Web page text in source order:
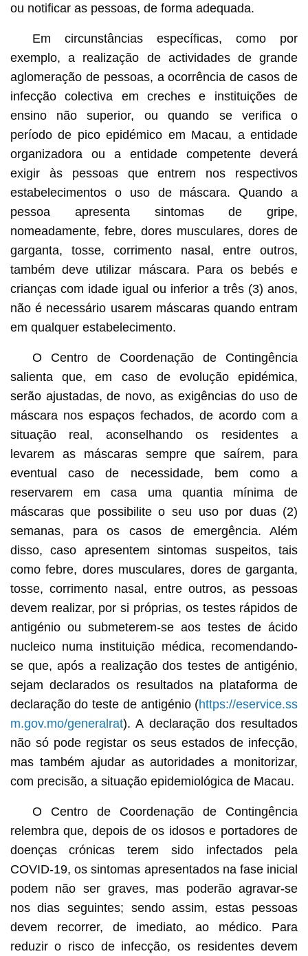
ou notificar as pessoas, de forma adequada.
Em circunstâncias específicas, como por
exemplo, a realização de actividades de grande
aglomeração de pessoas, a ocorrência de casos de
infecção colectiva em creches e instituições de
ensino não superior, ou quando se verifica o
período de pico epidémico em Macau, a entidade
organizadora ou a entidade competente deverá
exigir às pessoas que entrem nos respectivos
estabelecimentos o uso de máscara. Quando a
pessoa apresenta sintomas de gripe,
nomeadamente, febre, dores musculares, dores de
garganta, tosse, corrimento nasal, entre outros,
também deve utilizar máscara. Para os bebés e
crianças com idade igual ou inferior a três (3) anos,
não é necessário usarem máscaras quando entram
em qualquer estabelecimento.
O Centro de Coordenação de Contingência
salienta que, em caso de evolução epidémica,
serão ajustadas, de novo, as exigências do uso de
máscara nos espaços fechados, de acordo com a
situação real, aconselhando os residentes a
levarem as máscaras sempre que saírem, para
eventual caso de necessidade, bem como a
reservarem em casa uma quantia mínima de
máscaras que possibilite o seu uso por duas (2)
semanas, para os casos de emergência. Além
disso, caso apresentem sintomas suspeitos, tais
como febre, dores musculares, dores de garganta,
tosse, corrimento nasal, entre outros, as pessoas
devem realizar, por si próprias, os testes rápidos de
antigénio ou submeterem-se aos testes de ácido
nucleico numa instituição médica, recomendando-
se que, após a realização dos testes de antigénio,
sejam declarados os resultados na plataforma de
declaração do teste de antigénio (https://eservice.ss
m.gov.mo/generalrat). A declaração dos resultados
não só pode registar os seus estados de infecção,
mas também ajudar as autoridades a monitorizar,
com precisão, a situação epidemiológica de Macau.
O Centro de Coordenação de Contingência
relembra que, depois de os idosos e portadores de
doenças crónicas terem sido infectados pela
COVID-19, os sintomas apresentados na fase inicial
podem não ser graves, mas poderão agravar-se
nos dias seguintes; sendo assim, estas pessoas
devem recorrer, de imediato, ao médico. Para
reduzir o risco de infecção, os residentes devem